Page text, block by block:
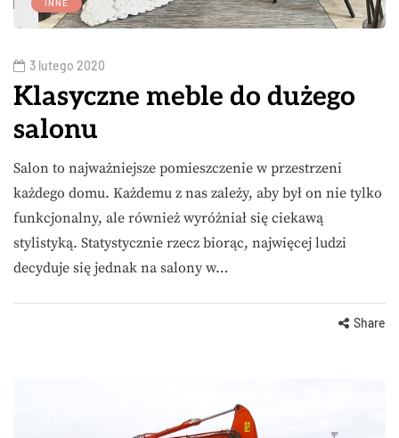
INNE
3 lutego 2020
Klasyczne meble do dużego
salonu
Salon to najważniejsze pomieszczenie w przestrzeni
każdego domu. Każdemu z nas zależy, aby był on nie tylko
funkcjonalny, ale również wyróżniał się ciekawą
stylistyką. Statystycznie rzecz biorąc, najwięcej ludzi
decyduje się jednak na salony w…
Share